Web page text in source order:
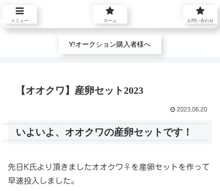
Y!オークション購入者様へ
【オオクワ】産卵セット2023
2023.06.20
いよいよ、オオクワの産卵セットです！
先日K氏より頂きましたオオクワ♀を産卵セットを作って
早速投入しました。
メニュー ホーム お問い合わせ